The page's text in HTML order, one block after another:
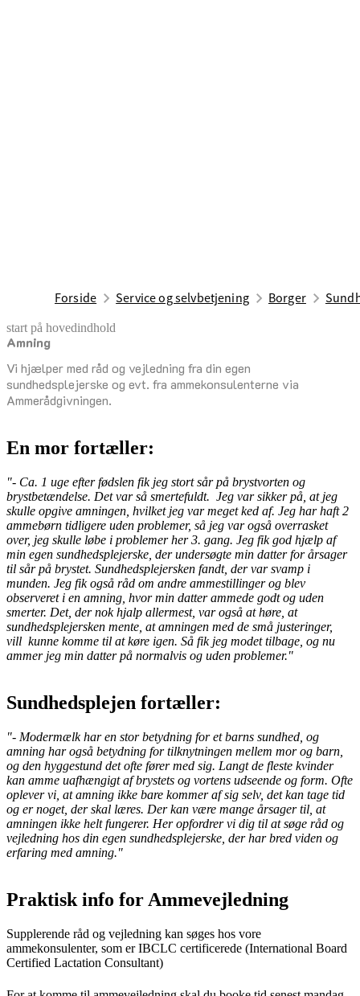
Forside Service og selvbetjening Borger
start på hovedindhold
Am­ning
Vi hjælper med råd og vejledning fra din egen
sundhedsplejerske og evt. fra ammekonsulenterne via
Ammerådgivningen.
senest opdateret 16. januar 2026
En mor fortæller:
"- Ca. 1 uge efter fødslen fik jeg stort sår på brystvorten og
brystbetændelse. Det var så smertefuldt. Jeg var sikker på, at jeg
skulle opgive amningen, hvilket jeg var meget ked af. Jeg har haft 2
ammebørn tidligere uden problemer, så jeg var også overrasket
over, jeg skulle løbe i problemer her 3. gang. Jeg fik god hjælp af
min egen sundhedsplejerske, der undersøgte min datter for årsager
til sår på brystet. Sundhedsplejersken fandt, der var svamp i
munden. Jeg fik også råd om andre ammestillinger og blev
observeret i en amning, hvor min datter ammede godt og uden
smerter. Det, der nok hjalp allermest, var også at høre, at
sundhedsplejersken mente, at amningen med de små justeringer,
vill kunne komme til at køre igen. Så fik jeg modet tilbage, og nu
ammer jeg min datter på normalvis og uden problemer."
Sundhedsplejen fortæller:
"- Modermælk har en stor betydning for et barns sundhed, og
amning har også betydning for tilknytningen mellem mor og barn,
og den hyggestund det ofte fører med sig. Langt de fleste kvinder
kan amme uafhængigt af brystets og vortens udseende og form. Ofte
oplever vi, at amning ikke bare kommer af sig selv, det kan tage tid
og er noget, der skal læres. Der kan være mange årsager til, at
amningen ikke helt fungerer. Her opfordrer vi dig til at søge råd og
vejledning hos din egen sundhedsplejerske, der har bred viden og
erfaring med amning."
Praktisk info for Ammevejledning
Supplerende råd og vejledning kan søges hos vore
ammekonsulenter, som er IBCLC certificerede (International Board
Certified Lactation Consultant)